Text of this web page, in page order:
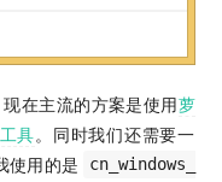
在主流的方案是使用萝
具。同时我们还需要一
使用的是
cn_windows_